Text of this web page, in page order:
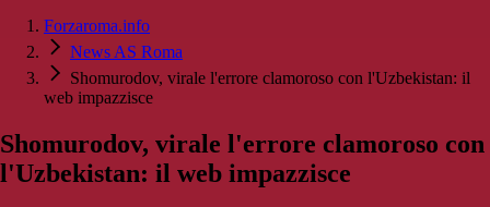
Forzaroma.info
News AS Roma
Shomurodov, virale l'errore clamoroso con l'Uzbekistan: il
web impazzisce
Shomurodov, virale l'errore clamoroso con
l'Uzbekistan: il web impazzisce